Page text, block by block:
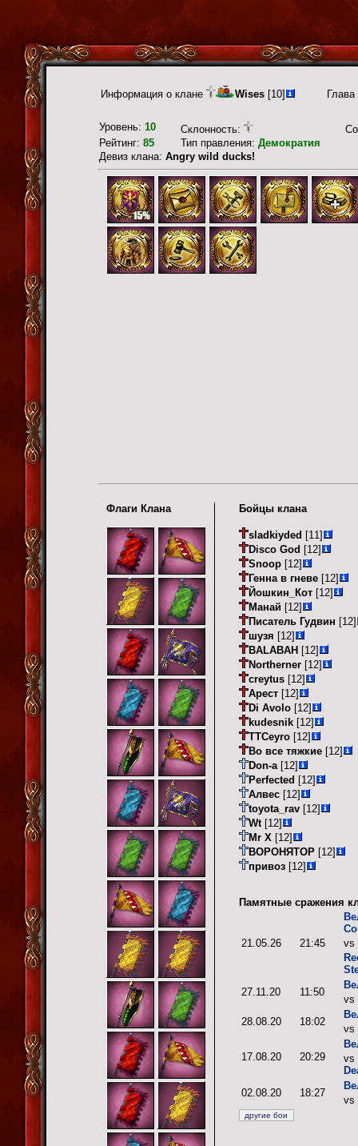
Информация о клане Wises [10]
Уровень: 10 Склонность:
Рейтинг: 85 Тип правления: Демократия
Девиз клана: Angry wild ducks!
Флаги Клана Бойцы клана
sladkiyded [11]
Disco God [12]
Snoop [12]
Генна в гневе [12]
Йошкин_Кот [12]
Манай [12]
Писатель Гудвин [12]
шузя [12]
BALABAH [12]
Northerner [12]
creytus [12]
Арест [12]
Di Avolo [12]
kudesnik [12]
TTCeyro [12]
Во все тяжкие [12]
Don-a [12]
Perfected [12]
Алвес [12]
toyota_rav [12]
Wt [12]
Mr X [12]
ВОРОНЯТОР [12]
привоз [12]
Памятные сражения
21.05.26 21:45
vs
27.11.20
11:50
vs
28.08.20
18:02
vs
17.08.20 20:29
vs
02.08.20
18:27
vs